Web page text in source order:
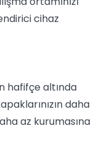
cihaz
hafifçe altında
daha
az kurumasına